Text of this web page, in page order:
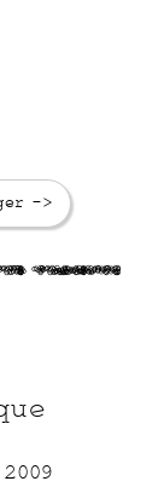
->
SWkURguNNA